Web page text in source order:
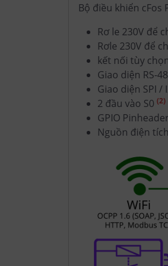
Bộ điều khiển cFos
Rơ le 230V để
Rơle 230V để
kết nối tùy
Giao diện RS-
Giao diện SPI /
2 đầu vào S0 (2)
GPIO
Nguồn điện